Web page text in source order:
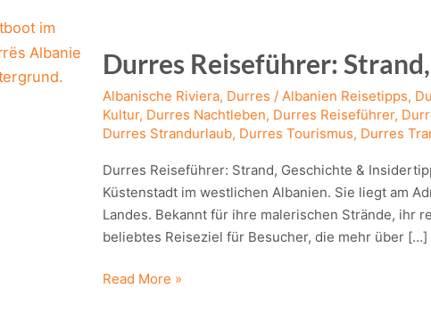
Durres Reiseführer:
Albanische Riviera, Durres / Albanien Reisetipps,
Kultur, Durres Nachtleben, Durres Reiseführer,
Durres Strandurlaub, Durres Tourismus, Durres
Durres Reiseführer: Strand, Geschichte &
Küstenstadt im westlichen Albanien. Sie liegt am
Landes. Bekannt für ihre malerischen Strände, ihr
beliebtes Reiseziel für Besucher, die mehr über […]
Durres
Read More »